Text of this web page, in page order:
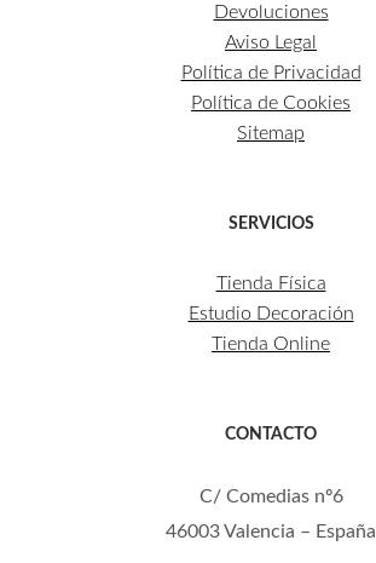
Devoluciones
Aviso Legal
Política de Privacidad
Política de Cookies
Sitemap
SERVICIOS
Tienda Física
Estudio Decoración
Tienda Online
CONTACTO
C/ Comedias nº6
46003 Valencia – España